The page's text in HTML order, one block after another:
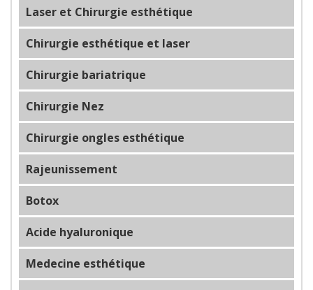
Laser et Chirurgie esthétique
Chirurgie esthétique et laser
Chirurgie bariatrique
Chirurgie Nez
Chirurgie ongles esthétique
Rajeunissement
Botox
Acide hyaluronique
Medecine esthétique